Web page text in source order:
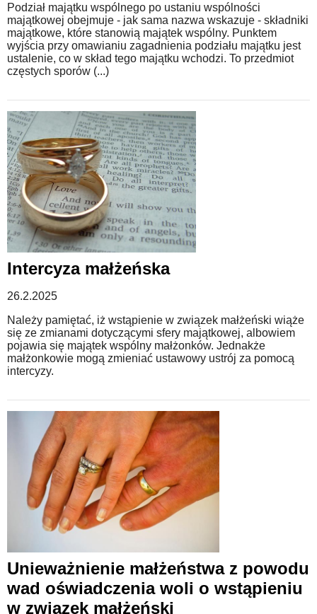
Podział majątku wspólnego po ustaniu wspólności
majątkowej obejmuje - jak sama nazwa wskazuje - składniki
majątkowe, które stanowią majątek wspólny. Punktem
wyjścia przy omawianiu zagadnienia podziału majątku jest
ustalenie, co w skład tego majątku wchodzi. To przedmiot
częstych sporów (...)
Intercyza małżeńska
26.2.2025
Należy pamiętać, iż wstąpienie w związek małżeński wiąże
się ze zmianami dotyczącymi sfery majątkowej, albowiem
pojawia się majątek wspólny małżonków. Jednakże
małżonkowie mogą zmieniać ustawowy ustrój za pomocą
intercyzy.
Unieważnienie małżeństwa z powodu
wad oświadczenia woli o wstąpieniu
w związek małżeński